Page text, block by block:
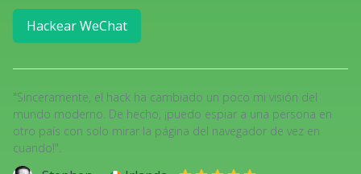
Hackear WeChat
"Sinceramente, el hack ha cambiado un poco mi visión del
mundo moderno. De hecho, ¡puedo espiar a una persona en
otro país con solo mirar la página del navegador de vez en
cuando!".